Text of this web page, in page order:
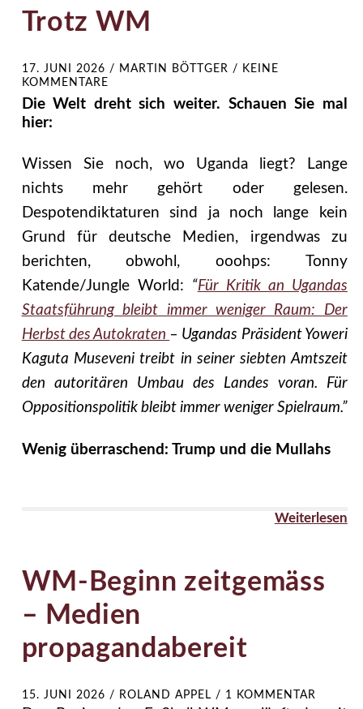
Trotz WM
17. JUNI 2026 / MARTIN BÖTTGER /
KEINE
KOMMENTARE
Die Welt dreht sich weiter. Schauen Sie mal
hier:
Wissen Sie noch, wo Uganda liegt? Lange
nichts mehr gehört oder gelesen.
Despotendiktaturen sind ja noch lange kein
Grund für deutsche Medien, irgendwas zu
berichten, obwohl, ooohps: Tonny
Katende/Jungle World: “Für Kritik an Ugandas
Staatsführung bleibt immer weniger Raum: Der
Herbst des Autokraten – Ugandas Präsident Yoweri
Kaguta Museveni treibt in seiner siebten Amtszeit
den autoritären Umbau des Landes voran. Für
Oppositionspolitik bleibt immer weniger Spielraum.”
Wenig überraschend: Trump und die Mullahs
Weiterlesen
WM-Beginn zeitgemäss
– Medien
propagandabereit
15. JUNI 2026 / ROLAND APPEL / 1 KOMMENTAR